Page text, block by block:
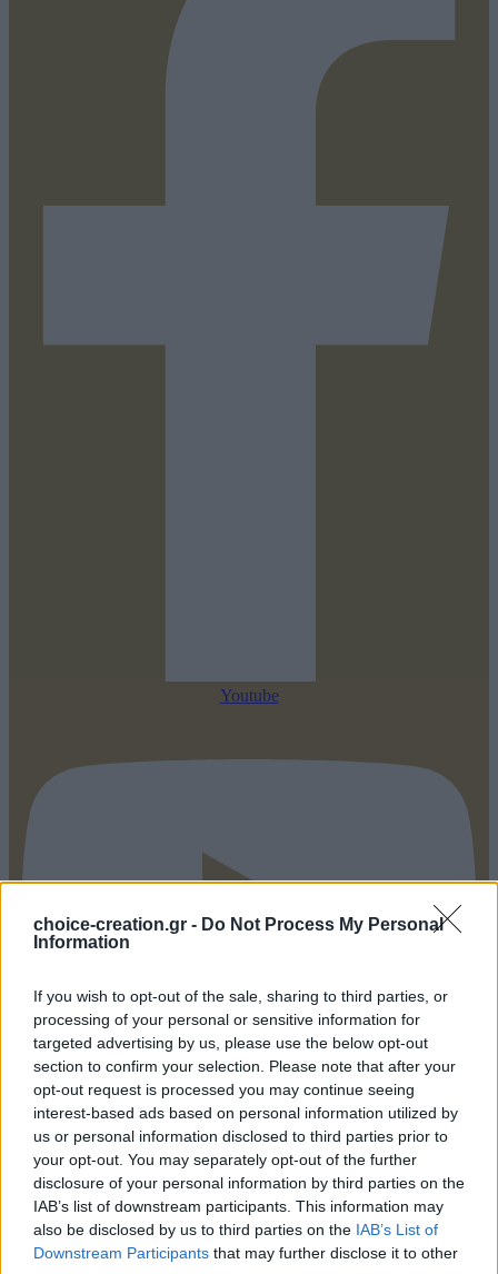
choice-creation.gr - Do Not Process My Personal
Information
If you wish to opt-out of the sale, sharing to third parties, or
processing of your personal or sensitive information for
targeted advertising by us, please use the below opt-out
section to confirm your selection. Please note that after your
opt-out request is processed you may continue seeing
interest-based ads based on personal information utilized by
us or personal information disclosed to third parties prior to
your opt-out. You may separately opt-out of the further
disclosure of your personal information by third parties on the
IAB’s list of downstream participants. This information may
also be disclosed by us to third parties on the IAB’s List of
Downstream Participants that may further disclose it to other
Youtube
Pinterest